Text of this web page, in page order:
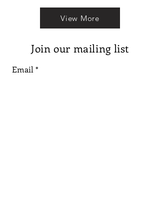
View More
Join our mailing list
Email